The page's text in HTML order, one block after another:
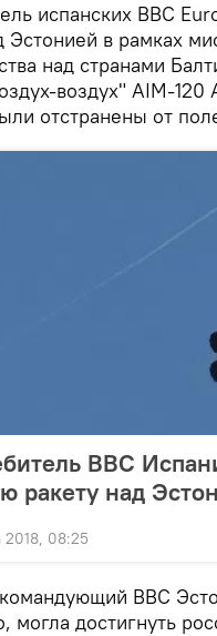
испанских ВВС
Эстонией в рамках
над странами
воздух" AIM-
отстранены от
ВВС
ракету над
2018, 08:25
ВВС
могла достигнуть